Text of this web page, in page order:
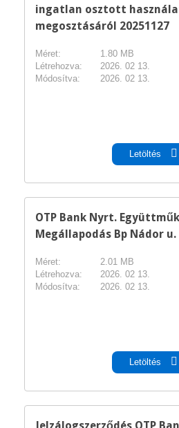
ingatlan osztott
megosztásáról 20251127
Méret:
1.80 MB
Létrehozva:
2026. 02 13.
Módosítva:
2026. 02 13.
Letöltés
OTP Bank Nyrt.
Megállapodás Bp Nádor u.
Méret:
2.01 MB
Létrehozva:
2026. 02 13.
Módosítva:
2026. 02 13.
Letöltés